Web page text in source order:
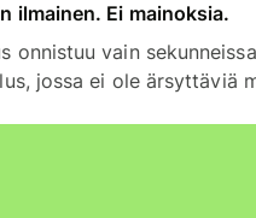
ilmainen. Ei mainoksia.
onnistuu vain
jossa ei ole ärsyttäviä